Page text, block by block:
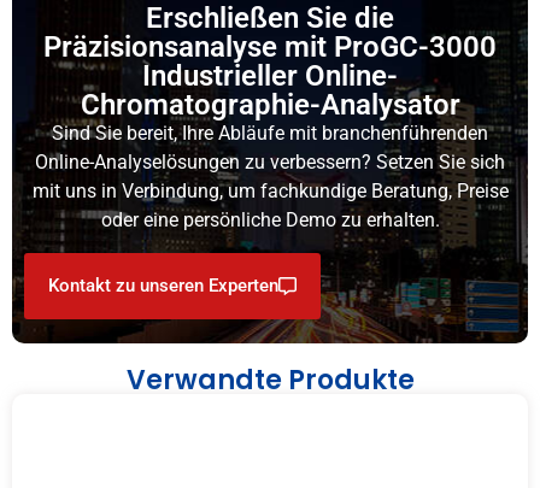
Erschließen Sie die
Präzisionsanalyse mit ProGC-3000
Industrieller Online-
Chromatographie-Analysator
Sind Sie bereit, Ihre Abläufe mit branchenführenden
Online-Analyselösungen zu verbessern? Setzen Sie sich
mit uns in Verbindung, um fachkundige Beratung, Preise
oder eine persönliche Demo zu erhalten.
Kontakt zu unseren Experten
Verwandte Produkte